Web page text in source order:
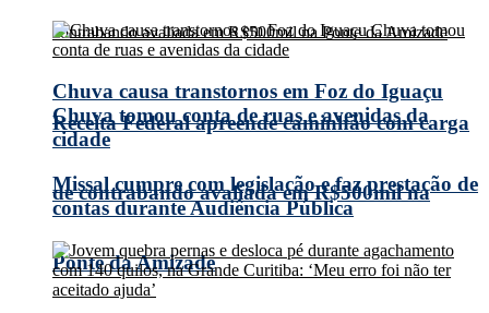
Receita Federal apreende caminhão com carga
de contrabando avaliada em R$500mil na
Ponte da Amizade
Chuva causa transtornos em Foz do Iguaçu
Chuva tomou conta de ruas e avenidas da
cidade
Missal cumpre com legislação e faz prestação de
contas durante Audiência Pública